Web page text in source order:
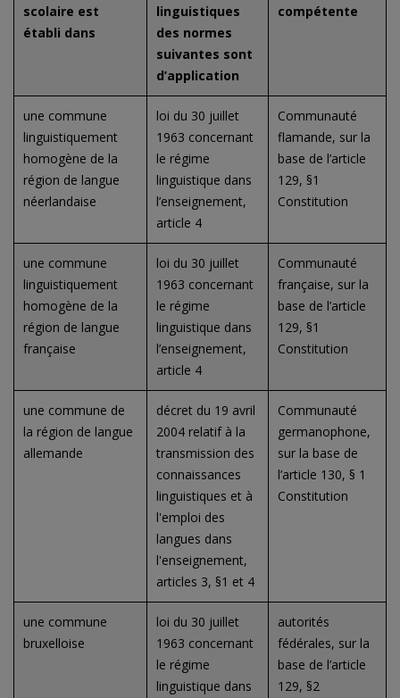
scolaire est
établi dans
linguistiques
des normes
suivantes sont
d’application
compétente
une commune
linguistiquement
homogène de la
région de langue
néerlandaise
loi du 30 juillet
1963 concernant
le régime
linguistique dans
l’enseignement,
article 4
Communauté
flamande, sur la
base de l’article
129, §1
Constitution
une commune
linguistiquement
homogène de la
région de langue
française
loi du 30 juillet
1963 concernant
le régime
linguistique dans
l’enseignement,
article 4
Communauté
française, sur la
base de l’article
129, §1
Constitution
une commune de
la région de langue
allemande
décret du 19 avril
2004 relatif à la
transmission des
connaissances
linguistiques et à
l'emploi des
langues dans
l'enseignement,
articles 3, §1 et 4
Communauté
germanophone,
sur la base de
l’article 130, § 1
Constitution
une commune
bruxelloise
loi du 30 juillet
1963 concernant
le régime
linguistique dans
autorités
fédérales, sur la
base de l’article
129, §2